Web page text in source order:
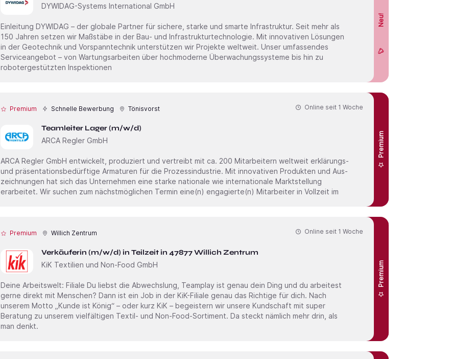
DYWIDAG-Systems International GmbH
Neu!
Einleitung DYWIDAG – der globale Partner für sichere, starke und smarte Infrastruktur. Seit mehr als
150 Jahren setzen wir Maßstäbe in der Bau- und Infrastrukturtechnologie. Mit innovativen Lösungen
in der Geotechnik und Vorspanntechnik unterstützen wir Projekte weltweit. Unser umfassendes
Serviceangebot – von Wartungsarbeiten über hochmoderne Überwachungssysteme bis hin zu
robotergestützten Inspektionen
Premium Schnelle Bewerbung Tönisvorst
Teamleiter Lager (m/w/d)
ARCA Regler GmbH
Premium
Online seit 1 Woche
ARCA Regler GmbH entwickelt, produziert und vertreibt mit ca. 200 Mitarbeitern welt­weit erklärungs-
und präsentations­bedürftige Armaturen für die Prozess­industrie. Mit inno­vativen Produkten und Aus­
zeichnungen hat sich das Unter­nehmen eine starke natio­nale wie inter­natio­nale Markt­stellung
erarbeitet. Wir suchen zum nächstmöglichen Termin eine(n) engagierte(n) Mitarbeiter in Vollzeit im
Premium Willich Zentrum
Verkäuferin (m/w/d) in Teilzeit in 47877 Willich Zentrum
KiK Textilien und Non-Food GmbH
Premium
Online seit 1 Woche
Deine Arbeitswelt: Filiale Du liebst die Abwechslung, Teamplay ist genau dein Ding und du arbeitest
gerne direkt mit Menschen? Dann ist ein Job in der KiK-Filiale genau das Richtige für dich. Nach
unserem Motto „Kunde ist König“ – oder kurz KiK – begeistern wir unsere Kundschaft mit super
Beratung zu unserem vielfältigen Textil- und Non-Food-Sortiment. Da steckt nämlich mehr drin, als
man denkt.